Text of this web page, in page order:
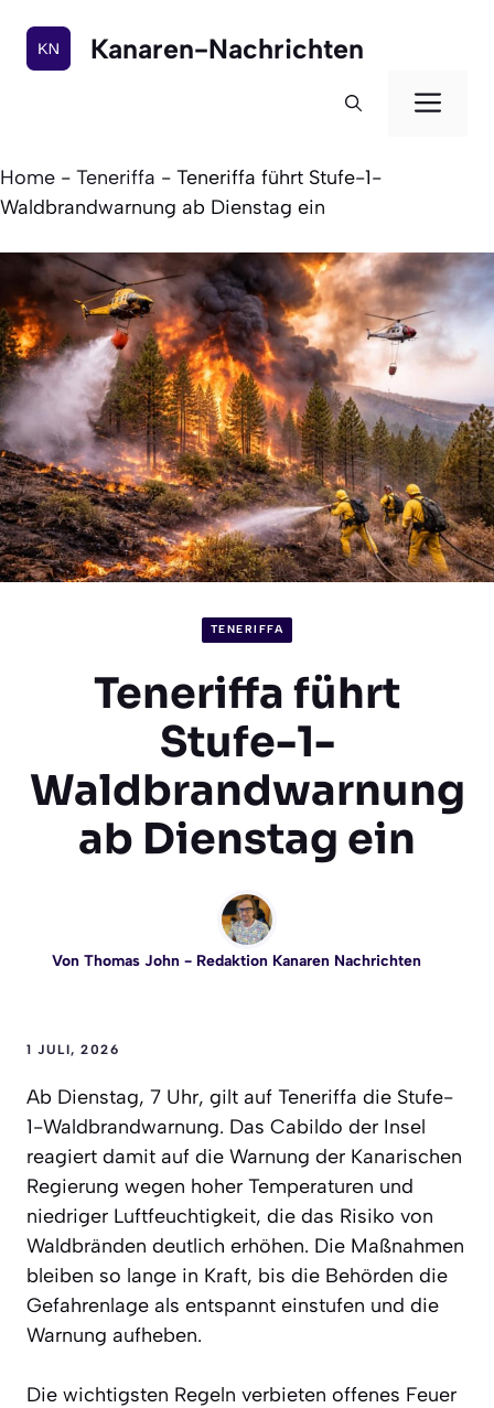
Inhalt
springen
Kanaren-Nachrichten
Home - Teneriffa - Teneriffa führt Stufe-1-
Waldbrandwarnung ab Dienstag ein
TENERIFFA
Teneriffa führt
Stufe-1-
Waldbrandwarnung
ab Dienstag ein
Von Thomas John- Redaktion Kanaren Nachrichten
1 JULI, 2026
Ab Dienstag, 7 Uhr, gilt auf Teneriffa die Stufe-
1-Waldbrandwarnung. Das Cabildo der Insel
reagiert damit auf die Warnung der Kanarischen
Regierung wegen hoher Temperaturen und
niedriger Luftfeuchtigkeit, die das Risiko von
Waldbränden deutlich erhöhen. Die Maßnahmen
bleiben so lange in Kraft, bis die Behörden die
Gefahrenlage als entspannt einstufen und die
Warnung aufheben.
Die wichtigsten Regeln verbieten offenes Feuer